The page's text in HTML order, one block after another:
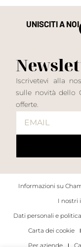
UNISCITI A NOI
Iscrivetevi alla
sulle novità dello
offerte.
Informazioni su
I nostri
Dati personali e
Carta dei cookie
Per aziende